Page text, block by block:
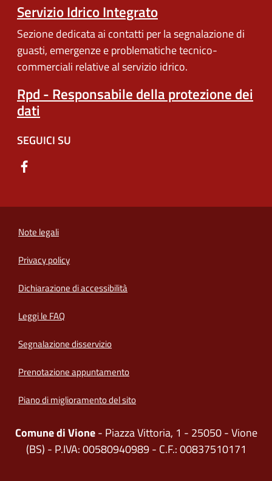
Servizio Idrico Integrato
Sezione dedicata ai contatti per la segnalazione di
guasti, emergenze e problematiche tecnico-
commerciali relative al servizio idrico.
Rpd - Responsabile della protezione dei
dati
SEGUICI SU
Note legali
Privacy policy
Dichiarazione di accessibilità
Leggi le FAQ
Segnalazione disservizio
Prenotazione appuntamento
Piano di miglioramento del sito
Comune di Vione- Piazza Vittoria, 1 - 25050 - Vione
(BS) - P.IVA: 00580940989 - C.F.: 00837510171